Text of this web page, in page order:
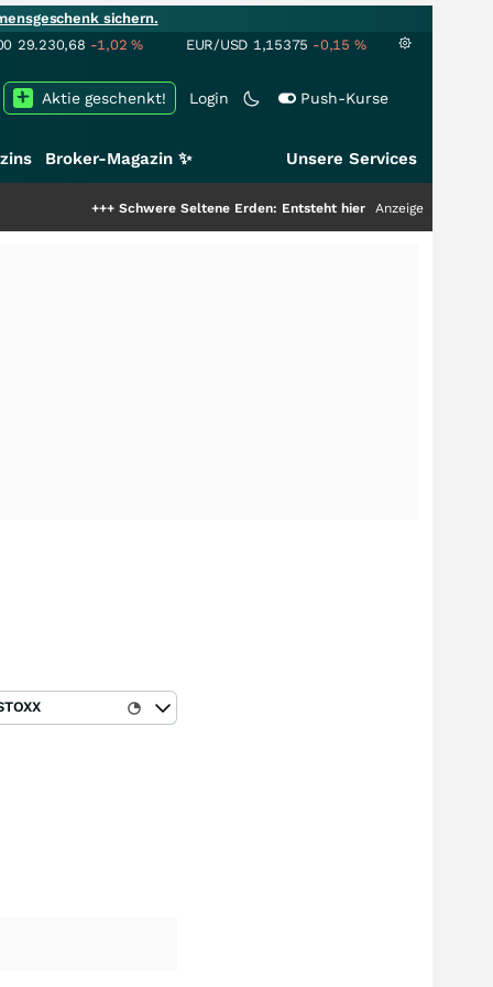
sichern.
29.230,68 -1,02% EUR/USD 1,15375 -0,15 %
Login Push-Kurse
Aktie geschenkt!
Broker-Magazin ✨ Unsere Services
Schwere Seltene Erden: Entsteht hier die nächste Milliardenstory?
Anzeige